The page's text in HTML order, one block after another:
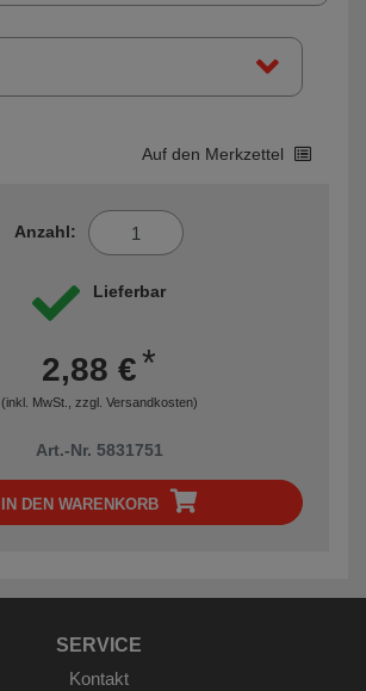
Auf den Merkzettel
Anzahl:
Lieferbar
2,88 €*
(inkl. MwSt., zzgl. Versandkosten)
Art.-Nr. 5831751
IN DEN WARENKORB
SERVICE
Kontakt